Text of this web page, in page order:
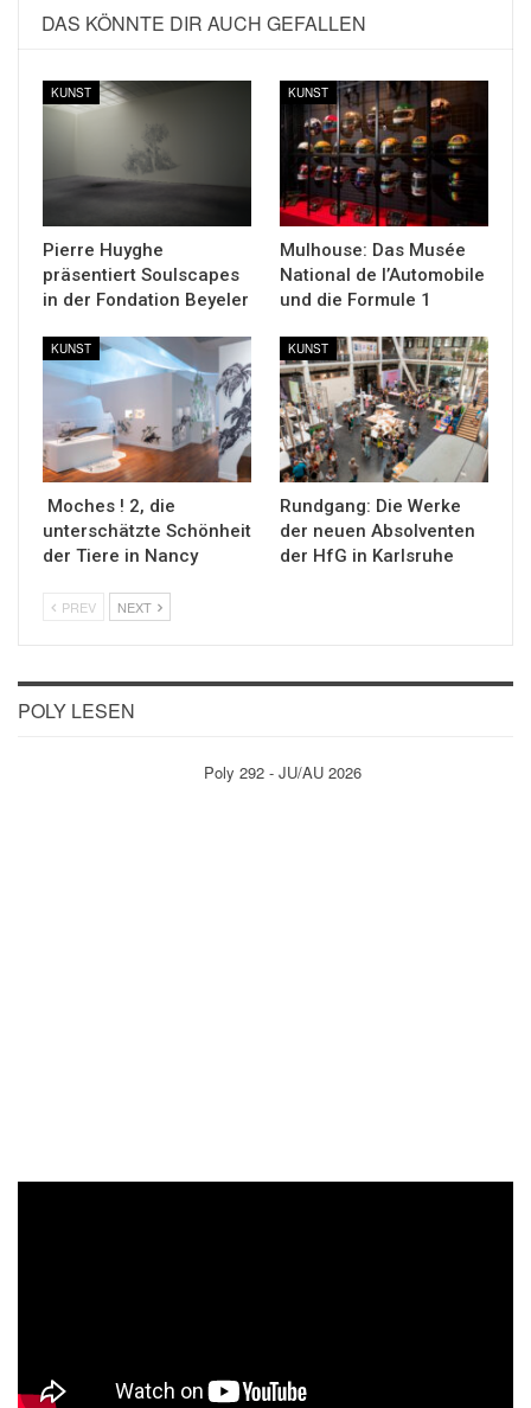
DAS KÖNNTE DIR AUCH GEFALLEN
KUNST
Pierre Huyghe
präsentiert Soulscapes
in der Fondation Beyeler
KUNST
Mulhouse: Das Musée
National de l’Automobile
und die Formule 1
KUNST
Moches ! 2, die
unterschätzte Schönheit
der Tiere in Nancy
KUNST
Rundgang: Die Werke
der neuen Absolventen
der HfG in Karlsruhe
PREV NEXT
POLY LESEN
Poly 292 - JU/AU 2026